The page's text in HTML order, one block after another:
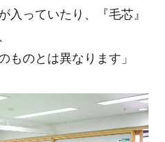
入っていたり、『毛芯』
ものとは異なります」